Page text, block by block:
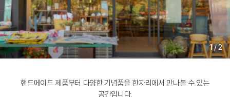
1/2
핸드메이드 제품부터 다양한 기념품을 한자리에서 만나볼 수 있는
공간입니다.